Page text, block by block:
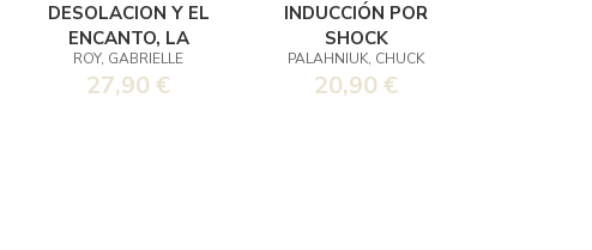
DESOLACION Y EL
ENCANTO, LA
ROY, GABRIELLE
27,90 €
INDUCCIÓN POR
SHOCK
PALAHNIUK, CHUCK
20,90 €